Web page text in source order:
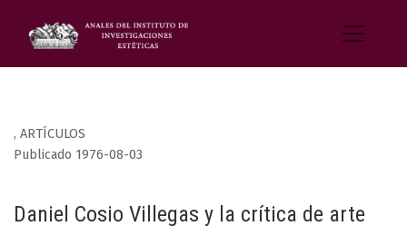
, ARTÍCULOS
Daniel Cosio Villegas y la crítica de arte
Publicado 1976-08-03